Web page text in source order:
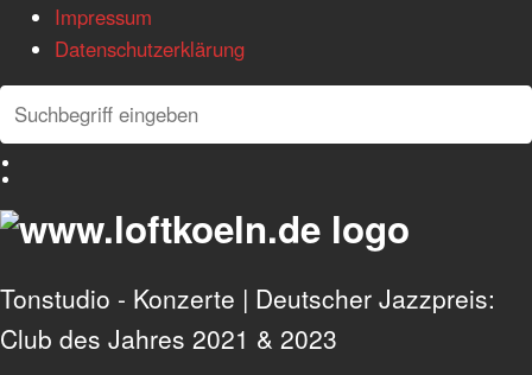
Impressum
Datenschutzerklärung
Search
Search
Tonstudio - Konzerte | Deutscher Jazzpreis:
Club des Jahres 2021 & 2023